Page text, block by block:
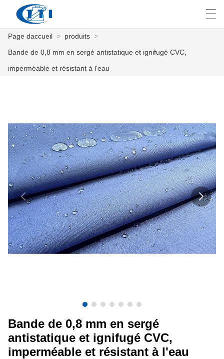
PERSONNALISATION
À PROPOS DE NOUS
NOUVELLES
INDUSTRIE
CONTACTEZ NOUS
VIDÉOS
العربية česky
Page daccueil > produits >
Bande de 0,8 mm en sergé antistatique et ignifugé CVC,
imperméable et résistant à l'eau
Bande de 0,8 mm en sergé
antistatique et ignifugé CVC,
imperméable et résistant à l'eau